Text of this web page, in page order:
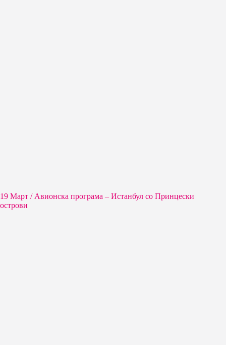
19 Март / Aвионска програма – Истанбул со Принцески
острови